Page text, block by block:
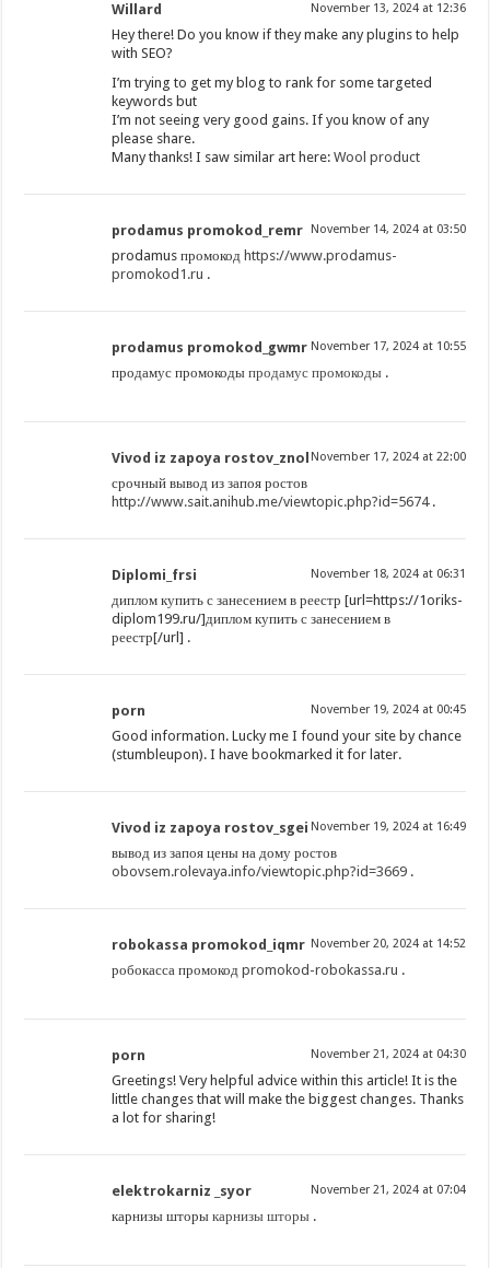
Willard November 13, 2024 at 12:36
Hey there! Do you know if they make any plugins to help
with SEO?
I’m trying to get my blog to rank for some targeted
keywords but
I’m not seeing very good gains. If you know of any
please share.
Many thanks! I saw similar art here:Wool product
prodamus promokod_remr November 14, 2024 at 03:50
prodamus промокод https://www.prodamus-
promokod1.ru .
prodamus promokod_gwmr November 17, 2024 at 10:55
продамус промокодыпродамус промокоды .
Vivod iz zapoya rostov_znol November 17, 2024 at 22:00
срочный вывод из запоя ростов
http://www.sait.anihub.me/viewtopic.php?id=5674.
Diplomi_frsi November 18, 2024 at 06:31
диплом купить с занесением в реестр [url=https://1oriks-
diplom199.ru/]диплом купить с занесением в
реестр[/url] .
porn November 19, 2024 at 00:45
Good information. Lucky me I found your site by chance
(stumbleupon). I have bookmarked it for later.
Vivod iz zapoya rostov_sgei November 19, 2024 at 16:49
вывод из запоя цены на дому ростов
obovsem.rolevaya.info/viewtopic.php?id=3669 .
robokassa promokod_iqmr November 20, 2024 at 14:52
робокасса промокодpromokod-robokassa.ru .
porn November 21, 2024 at 04:30
Greetings! Very helpful advice within this article! It is the
little changes that will make the biggest changes. Thanks
a lot for sharing!
elektrokarniz _syor November 21, 2024 at 07:04
карнизы шторыкарнизы шторы .